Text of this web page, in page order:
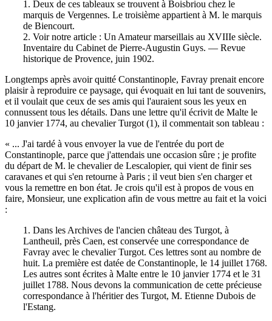
1. Deux de ces tableaux se trouvent à Boisbriou chez le
marquis de Vergennes. Le troisième appartient à M. le marquis
de Biencourt.
2. Voir notre article : Un Amateur marseillais au XVIIIe siècle.
Inventaire du Cabinet de Pierre-Augustin Guys. — Revue
historique de Provence, juin 1902.
Longtemps après avoir quitté Constantinople, Favray prenait encore
plaisir à reproduire ce paysage, qui évoquait en lui tant de souvenirs,
et il voulait que ceux de ses amis qui l'auraient sous les yeux en
connussent tous les détails. Dans une lettre qu'il écrivit de Malte le
10 janvier 1774, au chevalier Turgot (1), il commentait son tableau :
« ... J'ai tardé à vous envoyer la vue de l'entrée du port de
Constantinople, parce que j'attendais une occasion sûre ; je profite
du départ de M. le chevalier de Lescalopier, qui vient de finir ses
caravanes et qui s'en retourne à Paris ; il veut bien s'en charger et
vous la remettre en bon état. Je crois qu'il est à propos de vous en
faire, Monsieur, une explication afin de vous mettre au fait et la voici
:
1. Dans les Archives de l'ancien château des Turgot, à
Lantheuil, près Caen, est conservée une correspondance de
Favray avec le chevalier Turgot. Ces lettres sont au nombre de
huit. La première est datée de Constantinople, le 14 juillet 1768.
Les autres sont écrites à Malte entre le 10 janvier 1774 et le 31
juillet 1788. Nous devons la communication de cette précieuse
correspondance à l'héritier des Turgot, M. Etienne Dubois de
l'Estang.